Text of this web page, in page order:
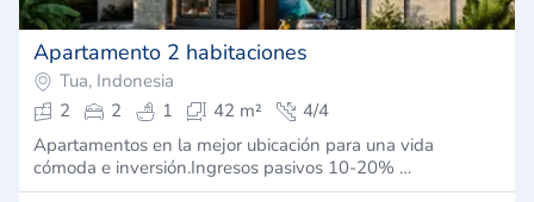
Apartamento 2 habitaciones
Tua, Indonesia
2
2 1 42 m²
4/4
Apartamentos en la mejor ubicación para una vida
cómoda e inversión.Ingresos pasivos 10-20% …